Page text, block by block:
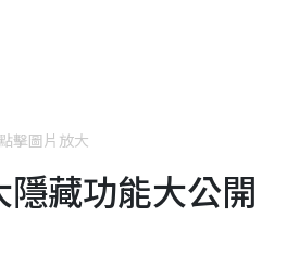
點擊圖片放大
藏功能大公開